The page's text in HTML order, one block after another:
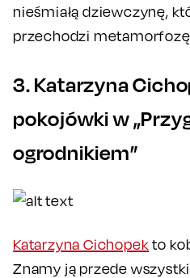
nieśmiałą dziewczynę,
przechodzi
3. Katarzyna
pokojówki w
ogrodnikiem”
Katarzyna Cichopekto
Znamy ją przede